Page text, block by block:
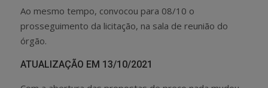
Ao mesmo tempo, convocou para 08/10 o
prosseguimento da licitação, na sala de reunião do
órgão.
ATUALIZAÇÃO EM 13/10/2021